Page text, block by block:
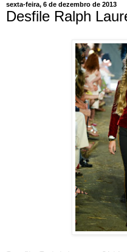
sexta-feira, 6 de dezembro de 2013
Desfile Ralph